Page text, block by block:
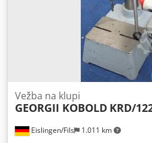
Eislingen/Fils 1.011 km
Vežba na klupi
GEORGII KOBOLD KRD/